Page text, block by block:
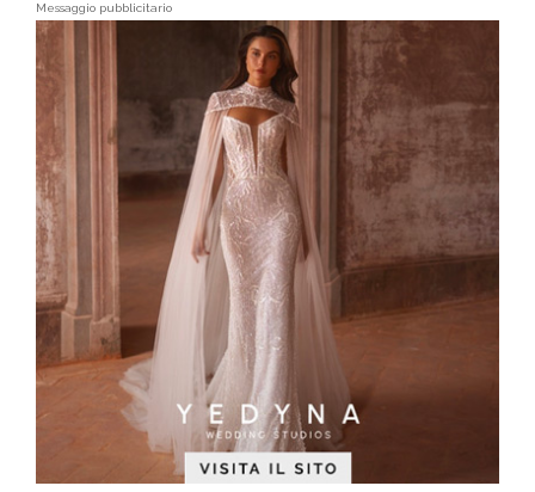
Messaggio pubblicitario